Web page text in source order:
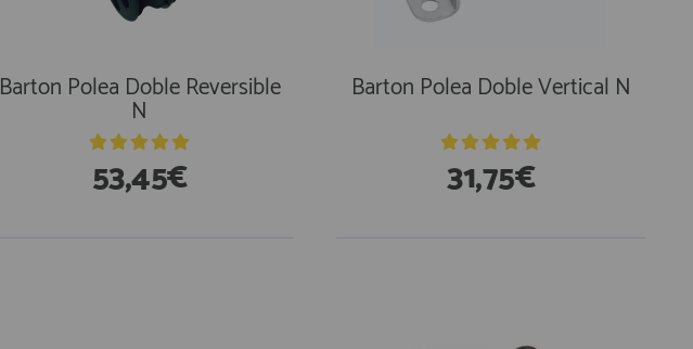
Barton Polea Doble Reversible
N
53,45€
Barton Polea Doble Vertical N
31,75€